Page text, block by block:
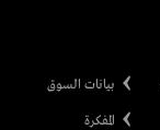
بيانات السوق
المفكرة